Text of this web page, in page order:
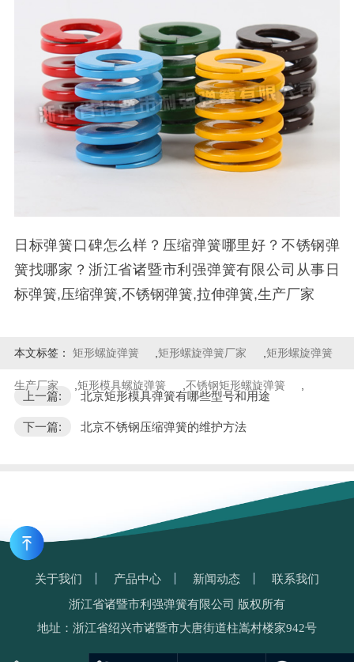
日标弹簧口碑怎么样？压缩弹簧哪里好？不锈钢弹
簧找哪家？浙江省诸暨市利强弹簧有限公司从事日
标弹簧,压缩弹簧,不锈钢弹簧,拉伸弹簧,生产厂家
本文标签： 矩形螺旋弹簧 ,矩形螺旋弹簧厂家 ,矩形螺旋弹簧
生产厂家 ,矩形模具螺旋弹簧 ,不锈钢矩形螺旋弹簧 ,
上一篇: 北京矩形模具弹簧有哪些型号和用途
下一篇: 北京不锈钢压缩弹簧的维护方法
关于我们 产品中心 新闻动态
联系我们
浙江省诸暨市利强弹簧有限公司 版权所有
地址：浙江省绍兴市诸暨市大唐街道柱嵩村楼家942号